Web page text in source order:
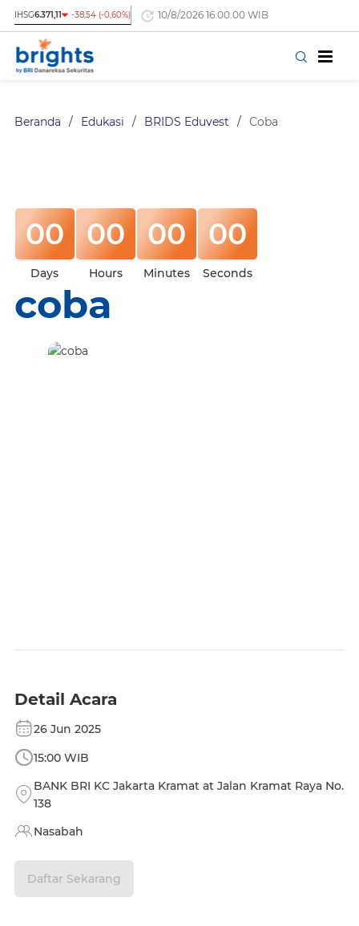
IHSG6.371,11 -38,54 (-0,60%) 10/8/2026 16.00.00 WIB
Beranda / Edukasi / BRIDS Eduvest / Coba
00
Days
00
Hours
00
Minutes
00
Seconds
coba
Detail Acara
26 Jun 2025
15:00 WIB
BANK BRI KC Jakarta Kramat at Jalan Kramat Raya No.
138
Nasabah
Daftar Sekarang